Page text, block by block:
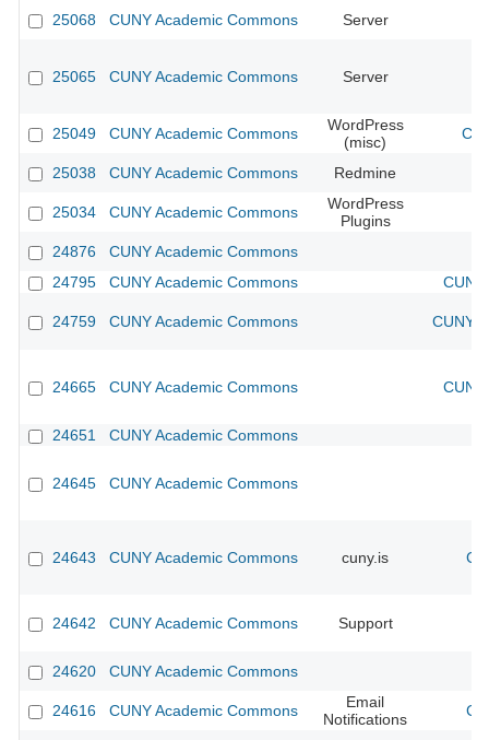
25068 CUNY Academic Commons Server
25065 CUNY Academic Commons Server
25049 CUNY Academic Commons
WordPress
(misc)
25038 CUNY Academic Commons Redmine
25034 CUNY Academic Commons
WordPress
Plugins
24876
CUNY Academic Commons
24795
CUNY Academic Commons
24759 CUNY Academic Commons CUNY
24665 CUNY Academic Commons
24651 CUNY Academic Commons
24645 CUNY Academic Commons
24643 CUNY Academic Commons cuny.is
24642 CUNY Academic Commons Support
24620 CUNY Academic Commons
24616 CUNY Academic Commons
Email
Notifications